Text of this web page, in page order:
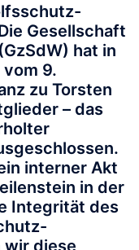
Gesellschaft
hat in
9.
zu Torsten
– das
interner Akt
in der
Integrität des
wir diese